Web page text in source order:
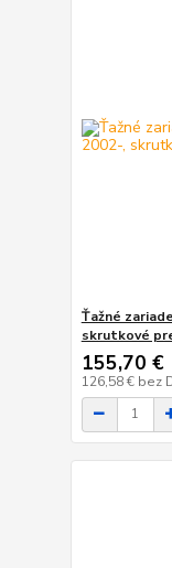
Ťažné
skrutkové
155,70 €
126,58 € bez